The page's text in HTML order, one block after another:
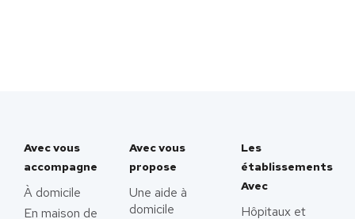
Avec vous
accompagne
À domicile
En maison de
Avec vous
propose
Une aide à
domicile
Les
établissements
Avec
Hôpitaux et